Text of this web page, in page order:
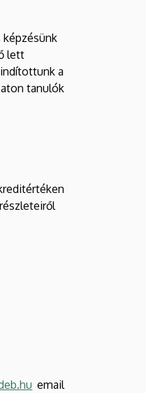
lett
a
tanulók
email